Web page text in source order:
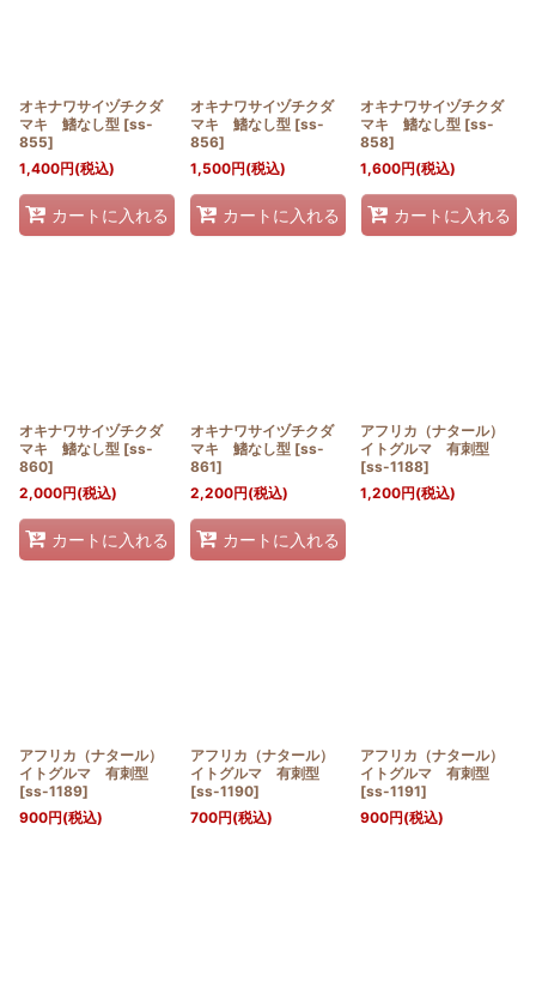
オキナワサイヅチクダ
マキ 鰭なし型 [ss-
855]
1,400円(税込)
カートに入れる
オキナワサイヅチクダ
マキ 鰭なし型 [ss-
856]
1,500円(税込)
カートに入れる
オキナワサイヅチクダ
マキ 鰭なし型 [ss-
858]
1,600円(税込)
カートに入れる
オキナワサイヅチクダ
マキ 鰭なし型 [ss-
860]
2,000円(税込)
カートに入れる
オキナワサイヅチクダ
マキ 鰭なし型 [ss-
861]
2,200円(税込)
カートに入れる
アフリカ（ナタール）
イトグルマ 有刺型
[ss-1188]
1,200円(税込)
アフリカ（ナタール）
イトグルマ 有刺型
[ss-1189]
900円(税込)
アフリカ（ナタール）
イトグルマ 有刺型
[ss-1190]
700円(税込)
アフリカ（ナタール）
イトグルマ 有刺型
[ss-1191]
900円(税込)